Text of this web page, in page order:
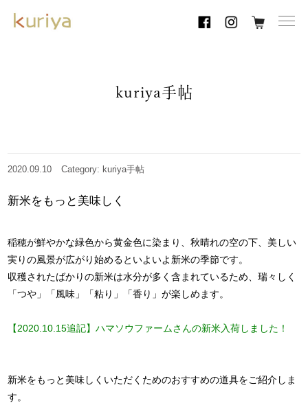
kuriya手帖
2020.09.10 Category: kuriya手帖
新米をもっと美味しく
稲穂が鮮やかな緑色から黄金色に染まり、秋晴れの空の下、美しい
実りの風景が広がり始めるといよいよ新米の季節です。
収穫されたばかりの新米は水分が多く含まれているため、瑞々しく
「つや」「風味」「粘り」「香り」が楽しめます。
【2020.10.15追記】ハマソウファームさんの新米入荷しました！
新米をもっと美味しくいただくためのおすすめの道具をご紹介しま
す。